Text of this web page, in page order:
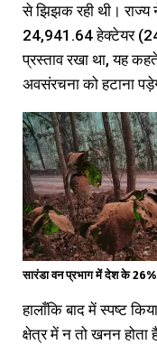
से झिझक रही थी।
24,941.64 हेक्टेयर
प्रस्ताव रखा था, यह
अवसंरचना को हटाना
सारंडा वन प्रभाग में देश के
हालाँकि बाद में स्पष्ट
क्षेत्र में न तो खनन होता